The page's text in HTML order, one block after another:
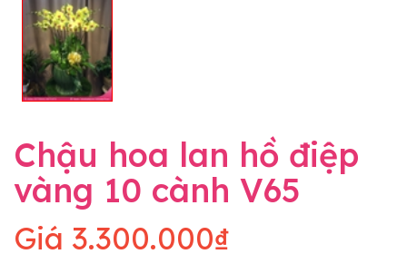
Chậu hoa lan hồ điệp
vàng 10 cành V65
Giá 3.300.000₫